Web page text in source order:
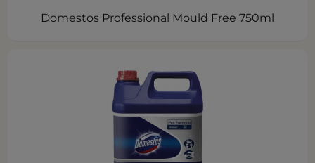
Domestos Professional Mould Free 750ml